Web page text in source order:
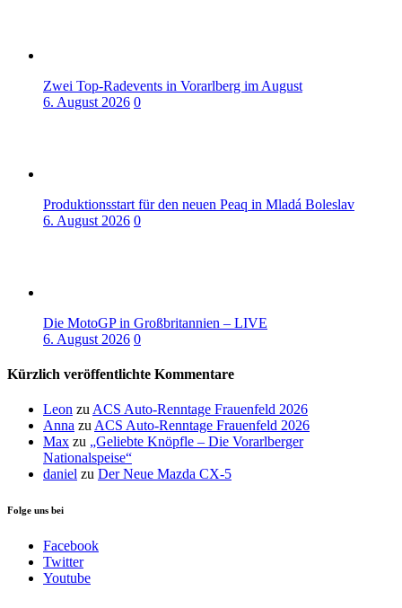
Zwei Top-Radevents in Vorarlberg im August
6. August 2026 0
Produktionsstart für den neuen Peaq in Mladá Boleslav
6. August 2026 0
Die MotoGP in Großbritannien – LIVE
6. August 2026 0
Kürzlich veröffentlichte Kommentare
Leon zu ACS Auto-Renntage Frauenfeld 2026
Anna zu ACS Auto-Renntage Frauenfeld 2026
Max zu „Geliebte Knöpfle – Die Vorarlberger
Nationalspeise“
daniel zu Der Neue Mazda CX-5
Folge uns bei
Facebook
Twitter
Youtube